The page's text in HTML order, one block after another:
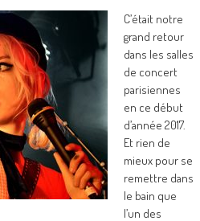
C’était notre
grand retour
dans les salles
de concert
parisiennes
en ce début
d’année 2017.
Et rien de
mieux pour se
remettre dans
le bain que
l’un des